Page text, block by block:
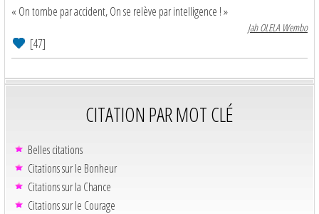
« On tombe par accident, On se relève par intelligence ! »
Jah OLELA Wembo
[47]
CITATION PAR MOT CLÉ
Belles citations
Citations sur le Bonheur
Citations sur la Chance
Citations sur le Courage